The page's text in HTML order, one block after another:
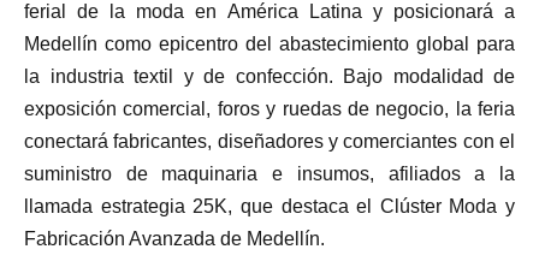
ferial de la moda en América Latina y posicionará a
Medellín como epicentro del abastecimiento global para
la industria textil y de confección. Bajo modalidad de
exposición comercial, foros y ruedas de negocio, la feria
conectará fabricantes, diseñadores y comerciantes con el
suministro de maquinaria e insumos, afiliados a la
llamada estrategia 25K, que destaca el Clúster Moda y
Fabricación Avanzada de Medellín.